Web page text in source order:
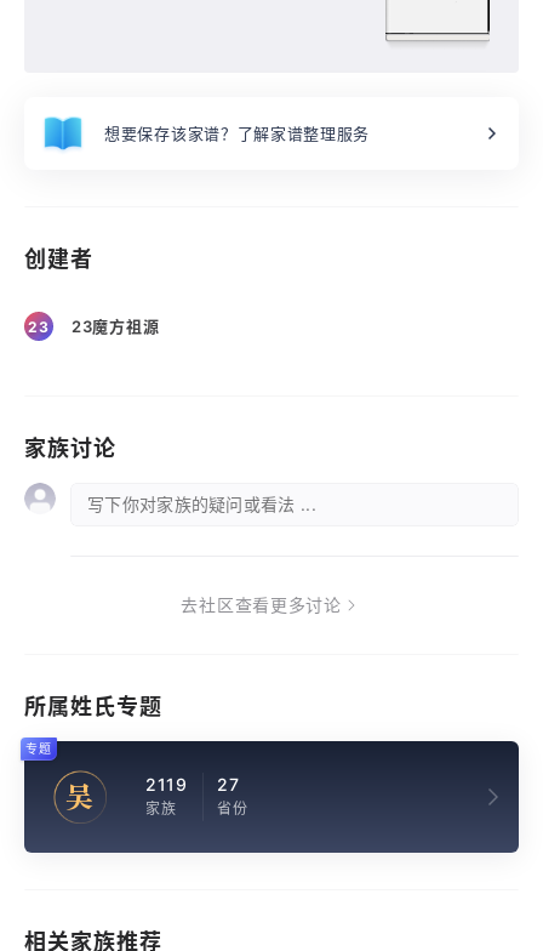
想要保存该家谱？了解家谱整理服务
创建者
23 23魔方祖源
家族讨论
写下你对家族的疑问或看法 ...
去社区查看更多讨论
所属姓氏专题
吴 2119
家族
27
省份
专题
相关家族推荐